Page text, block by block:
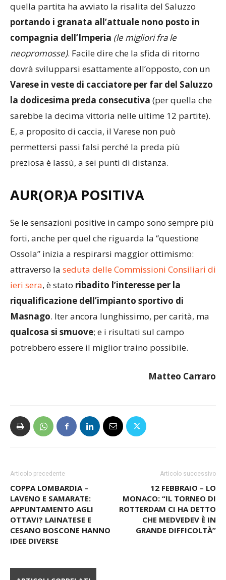
quella partita ha avviato la risalita del Saluzzo
portando i granata all’attuale nono posto in
compagnia dell’Imperia (le migliori fra le
neopromosse). Facile dire che la sfida di ritorno
dovrà svilupparsi esattamente all’opposto, con un
Varese in veste di cacciatore per far del Saluzzo
la dodicesima preda consecutiva (per quella che
sarebbe la decima vittoria nelle ultime 12 partite).
E, a proposito di caccia, il Varese non può
permettersi passi falsi perché la preda più
preziosa è lassù, a sei punti di distanza.
AUR(OR)A POSITIVA
Se le sensazioni positive in campo sono sempre più
forti, anche per quel che riguarda la “questione
Ossola” inizia a respirarsi maggior ottimismo:
attraverso la seduta delle Commissioni Consiliari di
ieri sera, è stato ribadito l’interesse per la
riqualificazione dell’impianto sportivo di
Masnago. Iter ancora lunghissimo, per carità, ma
qualcosa si smuove; e i risultati sul campo
potrebbero essere il miglior traino possibile.
Matteo Carraro
Articolo precedente
COPPA LOMBARDIA –
LAVENO E SAMARATE:
APPUNTAMENTO AGLI
OTTAVI? LAINATESE E
CESANO BOSCONE HANNO
IDEE DIVERSE
Articolo successivo
12 FEBBRAIO – LO
MONACO: “IL TORNEO DI
ROTTERDAM CI HA DETTO
CHE MEDVEDEV È IN
GRANDE DIFFICOLTÀ”